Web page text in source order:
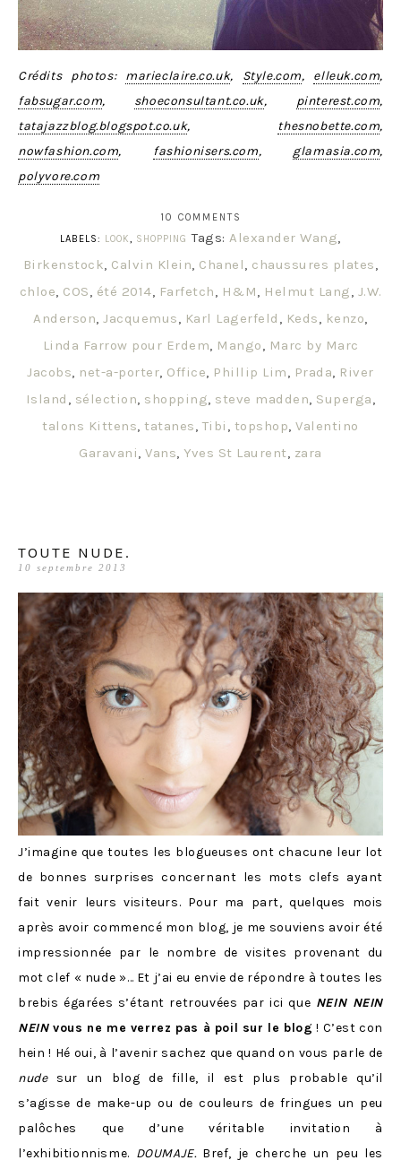
Crédits photos: marieclaire.co.uk, Style.com, elleuk.com,
fabsugar.com, shoeconsultant.co.uk, pinterest.com,
tatajazzblog.blogspot.co.uk, thesnobette.com,
nowfashion.com, fashionisers.com, glamasia.com,
polyvore.com
10 COMMENTS
LABELS:
LOOK, SHOPPING Tags:Alexander Wang,
Birkenstock, Calvin Klein, Chanel, chaussures plates,
chloe, COS, été 2014, Farfetch, H&M, Helmut Lang, J.W.
Anderson,Jacquemus, Karl Lagerfeld , Keds, kenzo,
Linda Farrow pour Erdem, Mango, Marc by Marc
Jacobs, net-a-porter, Office, Phillip Lim, Prada, River
Island , sélection, shopping, steve madden, Superga,
talons Kittens,tatanes, Tibi , topshop,Valentino
Garavani,Vans, Yves St Laurent, zara
TOUTE NUDE.
10 septembre 2013
J’imagine que toutes les blogueuses ont chacune leur lot
de bonnes surprises concernant les mots clefs ayant
fait venir leurs visiteurs. Pour ma part, quelques mois
après avoir commencé mon blog, je me souviens avoir été
impressionnée par le nombre de visites provenant du
mot clef « nude »… Et j’ai eu envie de répondre à toutes les
brebis égarées s’étant retrouvées par ici que NEIN NEIN
NEINvous ne me verrez pas à poil sur le blog ! C’est con
hein ! Hé oui, à l’avenir sachez que quand on vous parle de
nudesur un blog de fille, il est plus probable qu’il
s’agisse de make-up ou de couleurs de fringues un peu
palôches que d’une véritable invitation à
l’exhibitionnisme. DOUMAJE.Bref, je cherche un peu les